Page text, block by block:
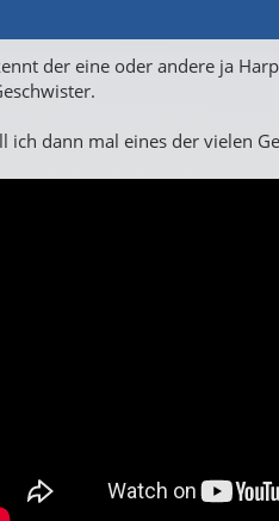
der eine oder andere ja
ich dann mal eines der vielen